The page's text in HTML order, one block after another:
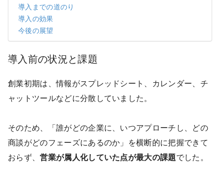
導入までの道のり
導入の効果
今後の展望
導入前の状況と課題
創業初期は、情報がスプレッドシート、カレンダー、チ
ャットツールなどに分散していました。
そのため、「誰がどの企業に、いつアプローチし、どの
商談がどのフェーズにあるのか」を横断的に把握できて
おらず、営業が属人化していた点が最大の課題でした。